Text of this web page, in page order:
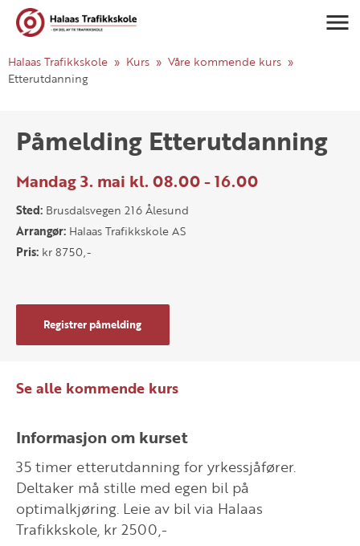
Halaas Trafikkskole Kurs
Våre kommende kurs
Etterutdanning
Påmelding Etterutdanning
Mandag 3. mai kl. 08.00 - 16.00
Sted: Brusdalsvegen 216 Ålesund
Arrangør: Halaas Trafikkskole AS
Pris: kr 8750,-
Registrer påmelding
Se alle kommende kurs
Informasjon om kurset
35 timer etterutdanning for yrkessjåfører.
Deltaker må stille med egen bil på
optimalkjøring. Leie av bil via Halaas
Trafikkskole, kr 2500,-